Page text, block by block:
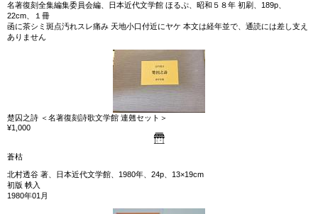
名著復刻全集編集委員会編、日本近代文学館 ほるぷ、昭和５８年 初刷、189p、
22cm、１冊
函に茶シミ斑点汚れスレ痛み 天地小口付近にヤケ 本文は経年並で、通読には差し支え
ありません
楚囚之詩 ＜名著復刻詩歌文学館 連翹セット＞
¥1,000
蒼枯
北村透谷 著、日本近代文学館、1980年、24p、13×19cm
初版 帙入
1980年01月